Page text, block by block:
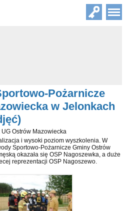
Pożarnicze
w Jelonkach
Ostrów Mazowiecka
i wysoki poziom wyszkolenia. W
Sportowo-Pożarnicze Gminy Ostrów
okazała się OSP Nagoszewka, a duże
reprezentacji OSP Nagoszewo.